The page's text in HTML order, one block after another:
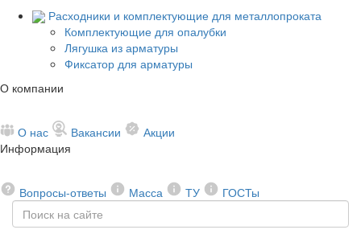
Расходники и комплектующие для металлопроката
Комплектующие для опалубки
Лягушка из арматуры
Фиксатор для арматуры
О компании
О нас Вакансии
Акции
Информация
Вопросы-ответы Масса ТУ ГОСТы